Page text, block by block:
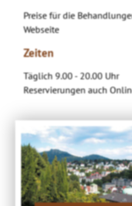
Preise für die
Webseite
Zeiten
Täglich 9.00 - 20.00 Uhr
Reservierungen auch